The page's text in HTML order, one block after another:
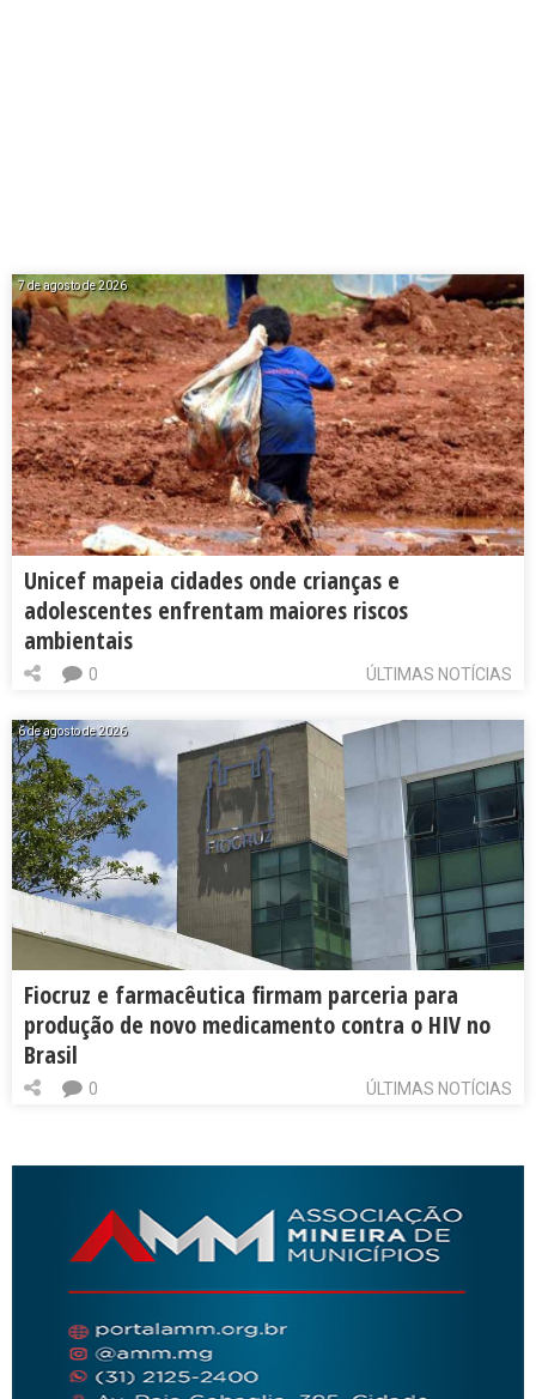
7 de agosto de 2026
Unicef mapeia cidades onde crianças e
adolescentes enfrentam maiores riscos
ambientais
ÚLTIMAS NOTÍCIAS
0
6 de agosto de 2026
Fiocruz e farmacêutica firmam parceria para
produção de novo medicamento contra o HIV no
Brasil
ÚLTIMAS NOTÍCIAS
0